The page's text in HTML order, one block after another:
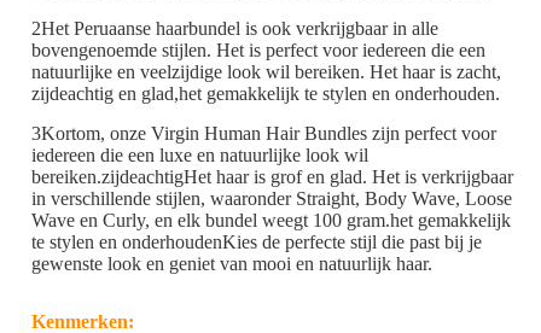
2Het Peruaanse haarbundel is ook verkrijgbaar in alle
bovengenoemde stijlen. Het is perfect voor iedereen die een
natuurlijke en veelzijdige look wil bereiken. Het haar is zacht,
zijdeachtig en glad,het gemakkelijk te stylen en onderhouden.
3Kortom, onze Virgin Human Hair Bundles zijn perfect voor
iedereen die een luxe en natuurlijke look wil
bereiken.zijdeachtigHet haar is grof en glad. Het is verkrijgbaar
in verschillende stijlen, waaronder Straight, Body Wave, Loose
Wave en Curly, en elk bundel weegt 100 gram.het gemakkelijk
te stylen en onderhoudenKies de perfecte stijl die past bij je
gewenste look en geniet van mooi en natuurlijk haar.
Kenmerken: